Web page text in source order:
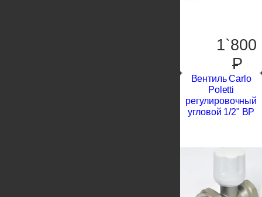
1`800
P
Вентиль Carlo
Poletti
регулировочный
угловой 1/2" ВР